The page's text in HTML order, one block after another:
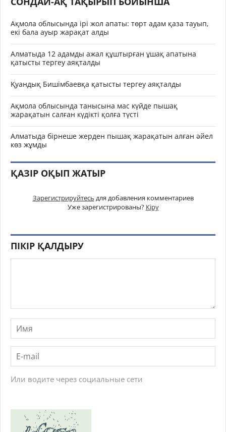
Ақмола облысында ірі жол апаты: төрт адам қаза тауып,
екі бала ауыр жарақат алды
Алматыда 12 адамды ажал құштырған ұшақ апатына
қатысты тергеу аяқталды
Қуандық Бишімбаевқа қатысты тергеу аяқталды
Ақмола облысында танысына мас күйде пышақ
жарақатын салған күдікті қолға түсті
Алматыда бірнеше жерден пышақ жарақатын алған әйел
көз жұмды
ҚАЗІР ОҚЫП ЖАТЫР
Зарегистрируйтесь для добавления комментариев
Уже зарегистрированы? Кіру
ПІКІР ҚАЛДЫРУ
Или водите через социальные сети